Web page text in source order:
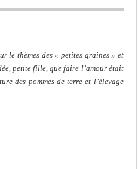
le thèmes des « petites graines » et
petite fille, que faire l’amour était
des pommes de terre et l’élevage